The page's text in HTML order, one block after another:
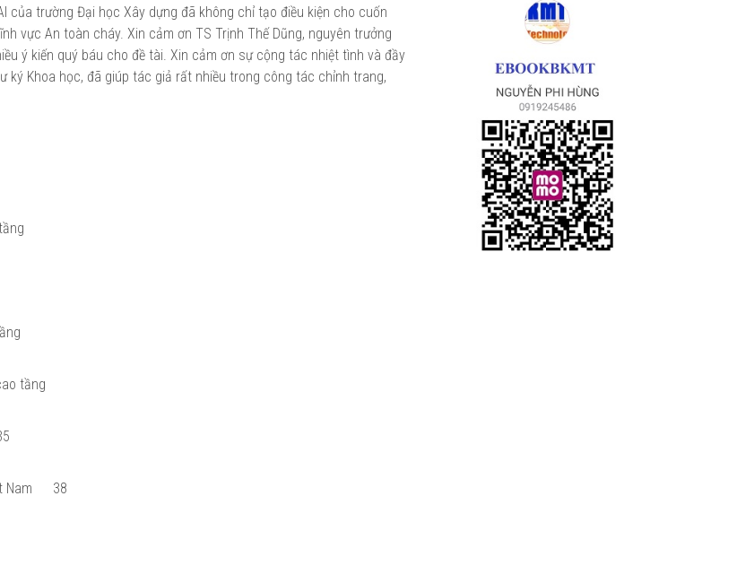
của trường Đại học Xây dựng đã không chỉ tạo điều kiện cho cuốn
vực An toàn cháy. Xin cảm ơn TS Trịnh Thế Dũng, nguyên trưởng
ý kiến quý báu cho đề tài. Xin cảm ơn sự cộng tác nhiệt tình và đầy
ký Khoa học, đã giúp tác giả rất nhiều trong công tác chỉnh trang,
tầng
Nam
38